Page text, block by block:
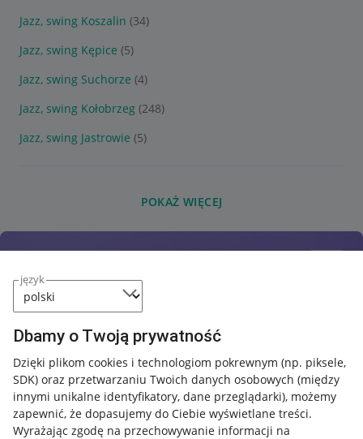
język
Dbamy o Twoją prywatność
Dzięki plikom cookies i technologiom pokrewnym (np. piksele,
SDK) oraz przetwarzaniu Twoich danych osobowych (między
innymi unikalne identyfikatory, dane przeglądarki), możemy
zapewnić, że dopasujemy do Ciebie wyświetlane treści.
Wyrażając zgodę na przechowywanie informacji na
Jazz, swing Koszalin (34)
Jazz, swing Kępice (5)
Jazz, swing Suchorze (4)
Jazz, swing Kołobrzeg (248)
Jazz, swing Jastrowie (5)
POKAŻ WIĘCEJ